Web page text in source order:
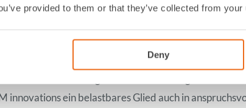
provided to them or that they’ve collected from
Deny
sich in der herausragenden Verarbeitung sowie
innovations ein belastbares Glied auch in